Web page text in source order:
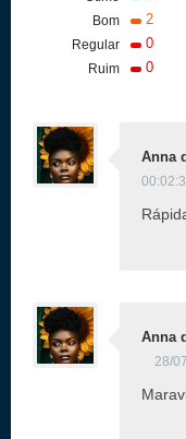
Bom 2
Regular 0
Ruim 0
Anna
Anna
28/